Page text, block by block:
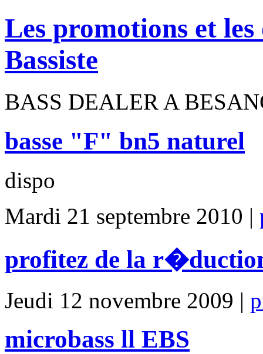
Les promotions et
Bassiste
BASS DEALER A
basse "F" bn5 naturel
dispo
Mardi 21 septembre 2010 |
profitez de la
Jeudi 12 novembre 2009 |
microbass ll EBS